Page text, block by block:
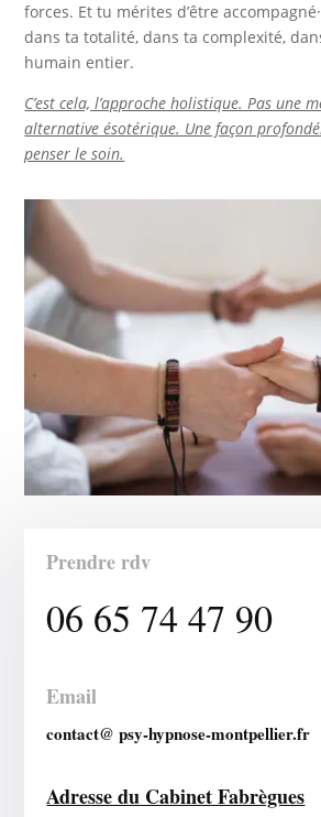
forces. Et tu mérites d’être
dans ta totalité, dans ta complexité,
humain entier.
C’est cela, l’approche holistique. Pas une
alternative ésotérique. Une façon
penser le soin.
Prendre rdv
06 65 74 47 90
Email
contact@ psy-hypnose-montpellier.fr
Adresse du Cabinet Fabrègues